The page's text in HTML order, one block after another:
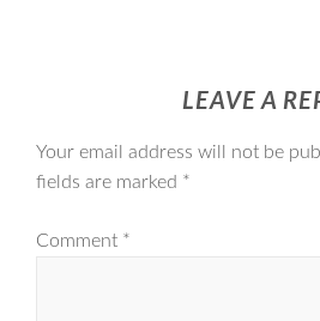
LEAVE A
Your email address will not be
fields are marked *
Comment *